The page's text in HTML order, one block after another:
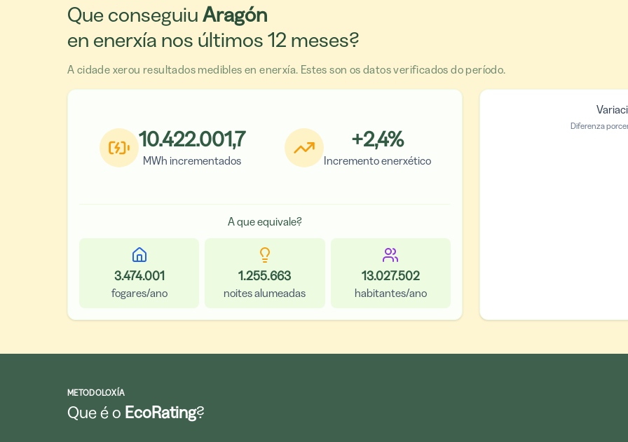
Que conseguiuAragón
en enerxía nos últimos 12 meses?
A cidade xerou resultados medibles en enerxía. Estes son os datos verificados do período.
10.422.001,7
MWh incrementados
+2,4%
Incremento enerxético
A que equivale?
3.474.001
fogares/ano
1.255.663
noites alumeadas
13.027.502
habitantes/ano
Diferenza
METODOLOXÍA
Que é o EcoRating?